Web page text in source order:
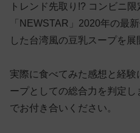
トレンド先取り!? コンビニ
「NEWSTAR」2020年の最新
した台湾風の豆乳スープを展
実際に食べてみた感想と経
ープとしての総合力を判定
でお付き合いください。